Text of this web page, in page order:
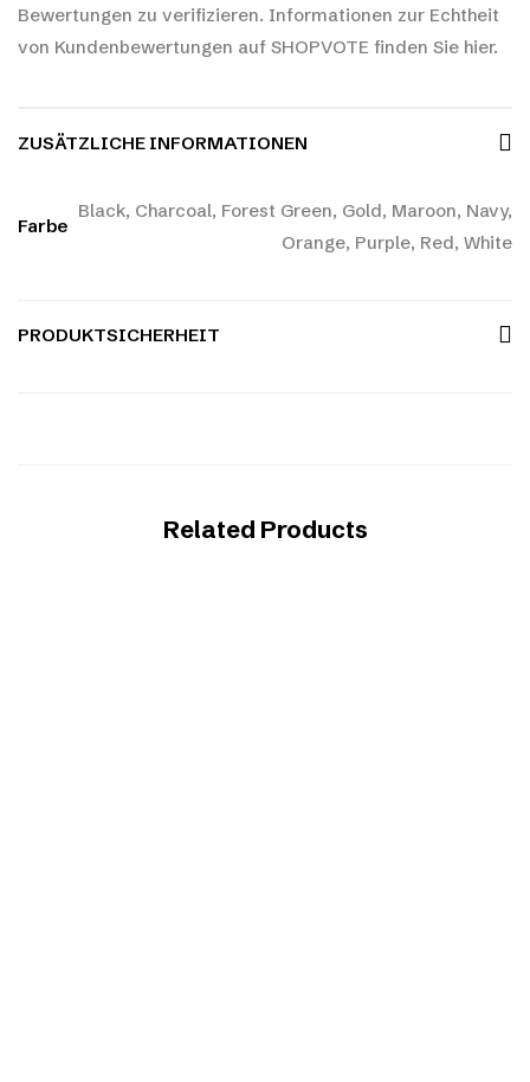
Bewertungen zu verifizieren. Informationen zur Echtheit
von Kundenbewertungen auf SHOPVOTE finden Sie hier.
ZUSÄTZLICHE INFORMATIONEN
Farbe
Black, Charcoal, Forest Green, Gold, Maroon, Navy,
Orange, Purple, Red, White
PRODUKTSICHERHEIT
Related Products